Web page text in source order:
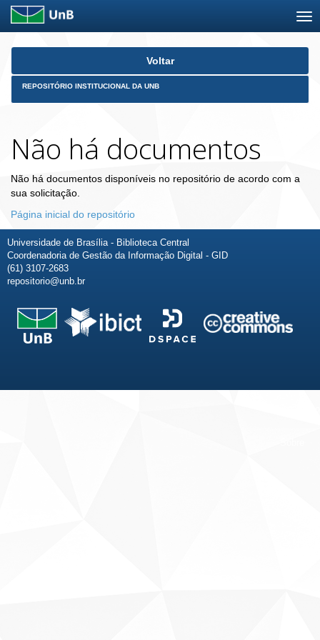
Skip
Voltar
REPOSITÓRIO INSTITUCIONAL DA UNB
Não há documentos
Não há documentos disponíveis no repositório de acordo com a
sua solicitação.
Página inicial do repositório
Universidade de Brasília - Biblioteca Central
Coordenadoria de Gestão da Informação Digital - GID
(61) 3107-2683
repositorio@unb.br